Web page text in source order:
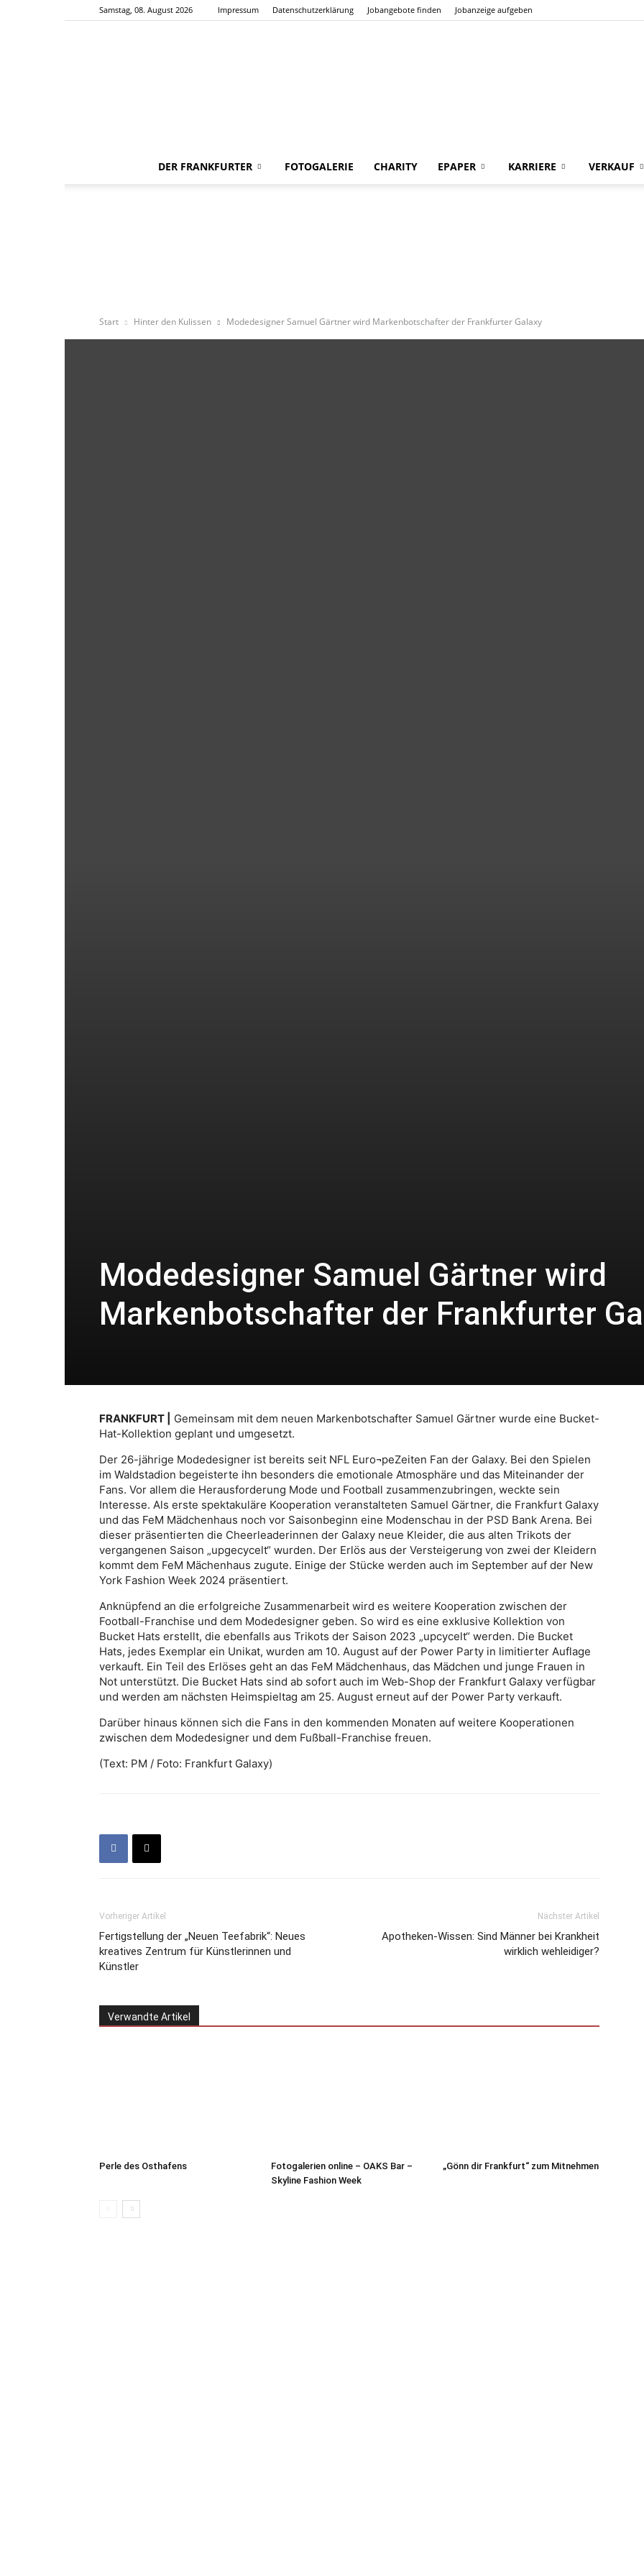
Samstag, 08. August 2026 Impressum Datenschutzerklärung Jobangebote finden Jobanzeige aufgeben
DER FRANKFURTER FOTOGALERIE CHARITY EPAPER KARRIERE VERKAUF
Start Hinter den Kulissen Modedesigner Samuel Gärtner wird Markenbotschafter der Frankfurter Galaxy
Modedesigner Samuel Gärtner wird
Markenbotschafter der Frankfurter
FRANKFURT |
Gemeinsam mit dem neuen Markenbotschafter Samuel Gärtner wurde eine Bucket-
Hat-Kollektion geplant und umgesetzt.
Der 26-jährige Modedesigner ist bereits seit NFL Euro¬peZeiten Fan der Galaxy. Bei den Spielen
im Waldstadion begeisterte ihn besonders die emotionale Atmosphäre und das Miteinander der
Fans. Vor allem die Herausforderung Mode und Football zusammenzubringen, weckte sein
Interesse. Als erste spektakuläre Kooperation veranstalteten Samuel Gärtner, die Frankfurt Galaxy
und das FeM Mädchenhaus noch vor Saisonbeginn eine Modenschau in der PSD Bank Arena. Bei
dieser präsentierten die Cheerleaderinnen der Galaxy neue Kleider, die aus alten Trikots der
vergangenen Saison „upgecycelt“ wurden. Der Erlös aus der Versteigerung von zwei der Kleidern
kommt dem FeM Mächenhaus zugute. Einige der Stücke werden auch im September auf der New
York Fashion Week 2024 präsentiert.
Anknüpfend an die erfolgreiche Zusammenarbeit wird es weitere Kooperation zwischen der
Football-Franchise und dem Modedesigner geben. So wird es eine exklusive Kollektion von
Bucket Hats erstellt, die ebenfalls aus Trikots der Saison 2023 „upcycelt“ werden. Die Bucket
Hats, jedes Exemplar ein Unikat, wurden am 10. August auf der Power Party in limitierter Auflage
verkauft. Ein Teil des Erlöses geht an das FeM Mädchenhaus, das Mädchen und junge Frauen in
Not unterstützt. Die Bucket Hats sind ab sofort auch im Web-Shop der Frankfurt Galaxy verfügbar
und werden am nächsten Heimspieltag am 25. August erneut auf der Power Party verkauft.
Darüber hinaus können sich die Fans in den kommenden Monaten auf weitere Kooperationen
zwischen dem Modedesigner und dem Fußball-Franchise freuen.
(Text: PM / Foto: Frankfurt Galaxy)
Vorheriger Artikel
Fertigstellung der „Neuen Teefabrik“: Neues
kreatives Zentrum für Künstlerinnen und
Künstler
Nächster Artikel
Apotheken-Wissen: Sind Männer bei Krankheit
wirklich wehleidiger?
Verwandte Artikel
Perle des Osthafens
Fotogalerien online – OAKS Bar –
Skyline Fashion Week
„Gönn dir Frankfurt“ zum Mitnehmen